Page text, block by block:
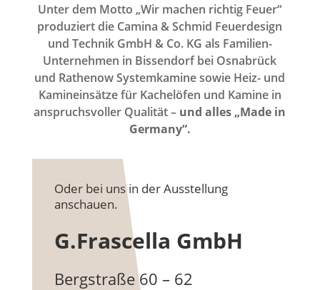
Unter dem Motto „Wir machen richtig Feuer“
produziert die Camina & Schmid Feuerdesign
und Technik GmbH & Co. KG als Familien-
Unternehmen in Bissendorf bei Osnabrück
und Rathenow Systemkamine sowie Heiz- und
Kamineinsätze für Kachelöfen und Kamine in
anspruchsvoller Qualität – und alles „Made in
Germany“.
Oder bei uns in der Ausstellung
anschauen.
G.Frascella GmbH
Bergstraße 60 – 62